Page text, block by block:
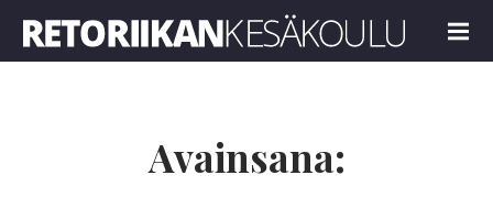
MENU
Avainsana: